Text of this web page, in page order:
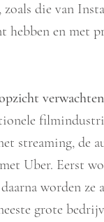
die van
hebben en met
streaming, de
Uber. Eerst
worden
grote